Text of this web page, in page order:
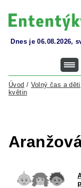
Dnes je 06.08.2026,
Úvod / Volný čas a děti
květin